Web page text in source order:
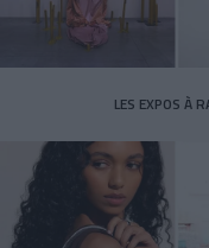
LES EXPOS À